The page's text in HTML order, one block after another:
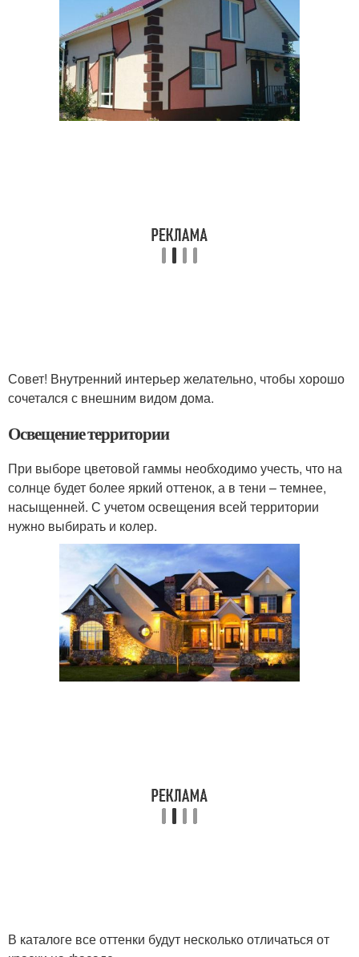
Совет! Внутренний интерьер желательно, чтобы хорошо
сочетался с внешним видом дома.
Освещение территории
При выборе цветовой гаммы необходимо учесть, что на
солнце будет более яркий оттенок, а в тени – темнее,
насыщенней. С учетом освещения всей территории
нужно выбирать и колер.
В каталоге все оттенки будут несколько отличаться от